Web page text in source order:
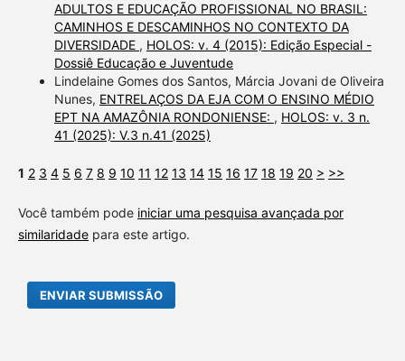
ADULTOS E EDUCAÇÃO PROFISSIONAL NO BRASIL:
CAMINHOS E DESCAMINHOS NO CONTEXTO DA
DIVERSIDADE , HOLOS: v. 4 (2015): Edição Especial -
Dossiê Educação e Juventude
Lindelaine Gomes dos Santos, Márcia Jovani de Oliveira
Nunes, ENTRELAÇOS DA EJA COM O ENSINO MÉDIO
EPT NA AMAZÔNIA RONDONIENSE: , HOLOS: v. 3 n.
41 (2025): V.3 n.41 (2025)
1 2 3 4 5 6 7 8 9 10 11 12 13 14 15 16 17 18 19 20 > >>
Você também pode iniciar uma pesquisa avançada por
similaridadepara este artigo.
ENVIAR SUBMISSÃO